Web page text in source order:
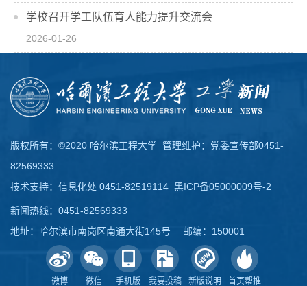
学校召开学工队伍育人能力提升交流会
2026-01-26
版权所有：©2020 哈尔滨工程大学 管理维护：党委宣传部0451-
82569333
技术支持：信息化处 0451-82519114 黑ICP备05000009号-2
新闻热线：0451-82569333
地址：哈尔滨市南岗区南通大街145号 邮编：150001
微博 微信 手机版 我要投稿 新版说明 首页帮推